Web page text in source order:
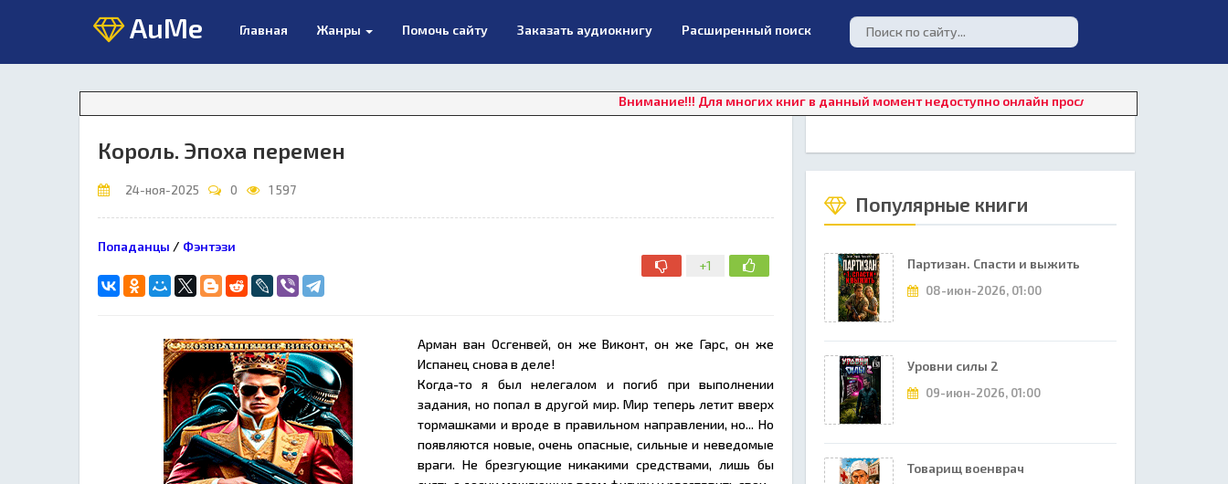
AuMe Главная Жанры Помочь сайту Заказать аудиокнигу Расширенный поиск
Внимание!!! Для многих книг в данный момент недоступно онлайн прослушивание. Для
Король. Эпоха перемен
24-ноя-2025 0 1 597
+1
Попаданцы / Фэнтэзи
Арман ван Осгенвей, он же Виконт, он же Гарс, он же
Испанец снова в деле!
Когда-то я был нелегалом и погиб при выполнении
задания, но попал в другой мир. Мир теперь летит вверх
тормашками и вроде в правильном направлении, но... Но
появляются новые, очень опасные, сильные и неведомые
враги. Не брезгующие никакими средствами, лишь бы
Популярные книги
Партизан. Спасти и выжить
08-июн-2026, 01:00
Уровни силы 2
09-июн-2026, 01:00
Товарищ военврач